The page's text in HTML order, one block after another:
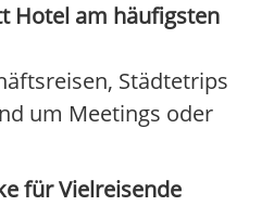
Hotel am häufigsten
Städtetrips
um Meetings oder
für Vielreisende